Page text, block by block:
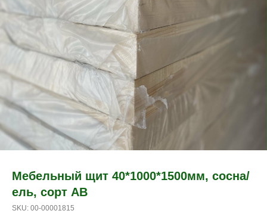
Мебельный щит 40*1000*1500мм, сосна/
ель, сорт АВ
SKU: 00-00001815